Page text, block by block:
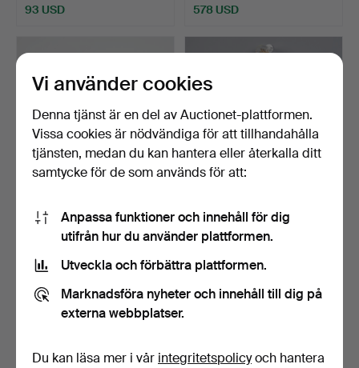
93 USD 578 USD
Louis Vuitton
motorcykelhjälm/hjälm,
model…
Klubbades 25 okt 2024
11 bud
Garderob/Klädstång, akryl,
Klubbades 23 okt 2024
6 bud
Vi använder cookies
Denna tjänst är en del av Auctionet-plattformen.
Vissa cookies är nödvändiga för att tillhandahålla
tjänsten, medan du kan hantera eller återkalla ditt
samtycke för de som används för att:
Anpassa funktioner och innehåll för dig
utifrån hur du använder plattformen.
Utveckla och förbättra plattformen.
Marknadsföra nyheter och innehåll till dig på
externa webbplatser.
Du kan läsa mer i vår integritetspolicyoch hantera